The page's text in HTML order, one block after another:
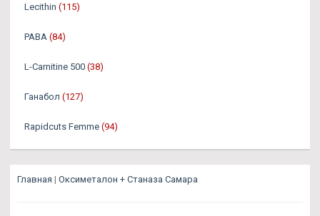
Lecithin (115)
PABA (84)
L-Carnitine 500 (38)
Ганабол (127)
Rapidcuts Femme (94)
Главная | Оксиметалон + Станаза Самара